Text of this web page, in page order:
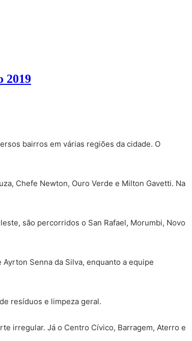
2019
bairros em várias regiões da cidade. O
Chefe Newton, Ouro Verde e Milton Gavetti. Na
são percorridos o San Rafael, Morumbi, Novo
Senna da Silva, enquanto a equipe
resíduos e limpeza geral.
irregular. Já o Centro Cívico, Barragem, Aterro e